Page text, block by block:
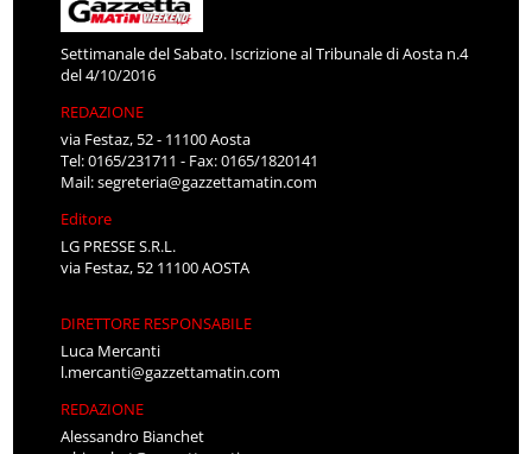
Settimanale del Sabato. Iscrizione al Tribunale di Aosta n.4
del 4/10/2016
REDAZIONE
via Festaz, 52 - 11100 Aosta
Tel: 0165/231711 - Fax: 0165/1820141
Mail:segreteria@gazzettamatin.com
Editore
LG PRESSE S.R.L.
via Festaz, 52 11100 AOSTA
DIRETTORE RESPONSABILE
Luca Mercanti
l.mercanti@gazzettamatin.com
REDAZIONE
Alessandro Bianchet